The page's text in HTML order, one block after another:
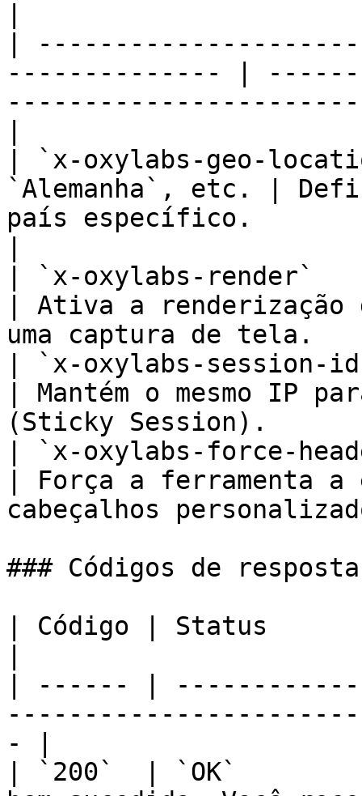
|
-------------- |
| `x-oxylabs-geo-
`Alemanha`, etc. |
país específico.
| `x-oxylabs-render`
| Ativa a renderização
uma captura de
| `x-oxylabs-session-
| Mantém o mesmo IP
(Sticky Session).
| `x-oxylabs-force-
| Força a ferramenta
cabeçalhos
### Códigos de resposta
| Código | Status
| ------ |
- |
| `200`  | `OK`